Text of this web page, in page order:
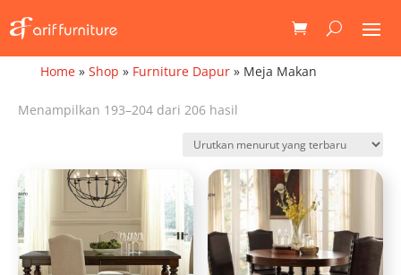
Home» Shop » Furniture Dapur» Meja Makan
Menampilkan 193–204 dari 206 hasil
yang
terbaru